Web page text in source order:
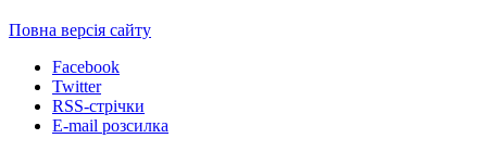
Повна версія сайту
Facebook
Twitter
RSS-стрічки
E-mail розсилка